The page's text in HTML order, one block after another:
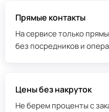
Прямые контакты
На сервисе только
без посредников и
Цены без накруток
Не берем проценты с